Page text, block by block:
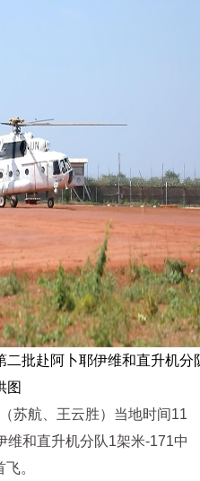
二批赴阿卜耶伊维和直升机分
图
苏航、王云胜）当地时间11
维和直升机分队1架米-171中
。